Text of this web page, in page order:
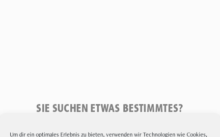
Um dir ein optimales Erlebnis zu bieten, verwenden wir Technologien wie Cookies,
SIE SUCHEN ETWAS BESTIMMTES?